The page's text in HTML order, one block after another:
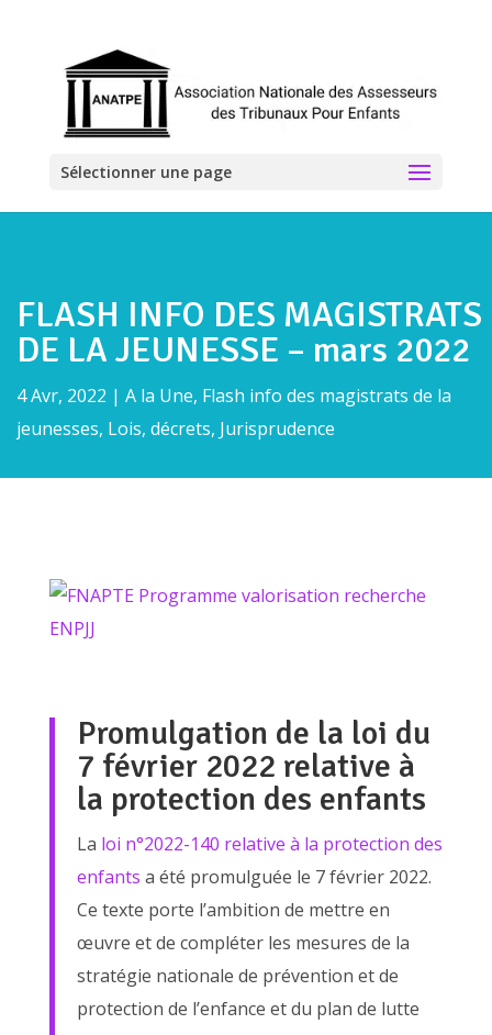
Sélectionner une page
FLASH INFO DES MAGISTRATS
DE LA JEUNESSE – mars 2022
4 Avr, 2022 | A la Une, Flash info des magistrats de la
jeunesses, Lois, décrets, Jurisprudence
Promulgation de la loi du
7 février 2022 relative à
la protection des enfants
La loi n°2022-140 relative à la protection des
enfants a été promulguée le 7 février 2022.
Ce texte porte l’ambition de mettre en
œuvre et de compléter les mesures de la
stratégie nationale de prévention et de
protection de l’enfance et du plan de lutte